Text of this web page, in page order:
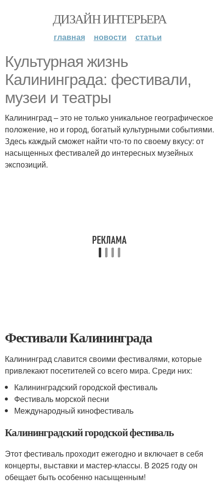
ДИЗАЙН ИНТЕРЬЕРА
главная новости статьи
Культурная жизнь
Калининграда: фестивали,
музеи и театры
Калининград – это не только уникальное географическое
положение, но и город, богатый культурными событиями.
Здесь каждый сможет найти что-то по своему вкусу: от
насыщенных фестивалей до интересных музейных
экспозиций.
Фестивали Калининграда
Калининград славится своими фестивалями, которые
привлекают посетителей со всего мира. Среди них:
Калининградский городской фестиваль
Фестиваль морской песни
Международный кинофестиваль
Калининградский городской фестиваль
Этот фестиваль проходит ежегодно и включает в себя
концерты, выставки и мастер-классы. В 2025 году он
обещает быть особенно насыщенным!